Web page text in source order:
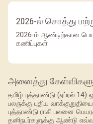
2026-ல் சொத்து
2026-ம் ஆண்டிற்கான
கணிப்புகள்
அனைத்து
தமிழ் புத்தாண்டு (ஏப்ரல்
பலருக்கு புதிய
புத்தாண்டு ராசி பலனை
தனிநபர்களுக்கு ஆண்டு